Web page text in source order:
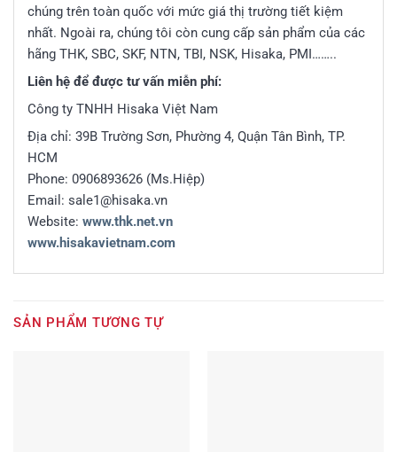
chúng trên toàn quốc với mức giá thị trường tiết kiệm
nhất. Ngoài ra, chúng tôi còn cung cấp sản phẩm của các
hãng THK, SBC, SKF, NTN, TBI, NSK, Hisaka, PMI……..
Liên hệ để được tư vấn miễn phí:
Công ty TNHH Hisaka Việt Nam
Địa chỉ: 39B Trường Sơn, Phường 4, Quận Tân Bình, TP.
HCM
Phone: 0906893626 (Ms.Hiệp)
Email: sale1@hisaka.vn
Website: www.thk.net.vn
www.hisakavietnam.com
SẢN PHẨM TƯƠNG TỰ